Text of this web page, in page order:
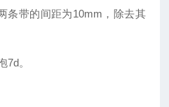
条带的间距为10mm，除去其
7d。